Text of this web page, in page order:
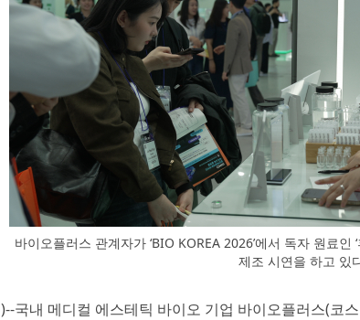
바이오플러스 관계자가 ‘BIO KOREA 2026’에서 독자 원료인
제조 시연을 하고 있
)--국내 메디컬 에스테틱 바이오 기업 바이오플러스(코